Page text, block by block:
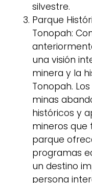
silvestre.
Parque
Tonopah:
una visión
minera y la
Tonopah.
minas
históricos y
mineros que
parque
programas
un destino
persona